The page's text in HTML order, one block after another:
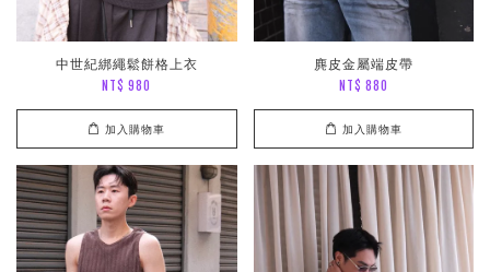
中世紀綁繩鬆餅格上衣
NT$ 980
加入購物車
麂皮金屬端皮帶
NT$ 880
加入購物車